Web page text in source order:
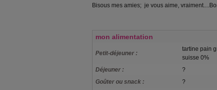
Bisous mes amies; je vous aime,
mon alimentation
Petit-déjeuner :
tartine pain
suisse 0%
Déjeuner :
?
Goûter ou snack :
?